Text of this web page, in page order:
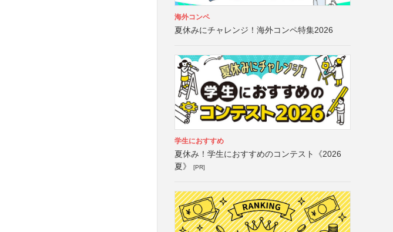
海外コンペ
夏休みにチャレンジ！海外コンペ特集2026
学生におすすめ
夏休み！学生におすすめのコンテスト《2026
夏》
[PR]